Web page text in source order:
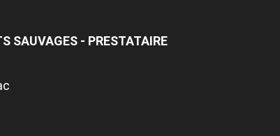
SAUVAGES - PRESTATAIRE